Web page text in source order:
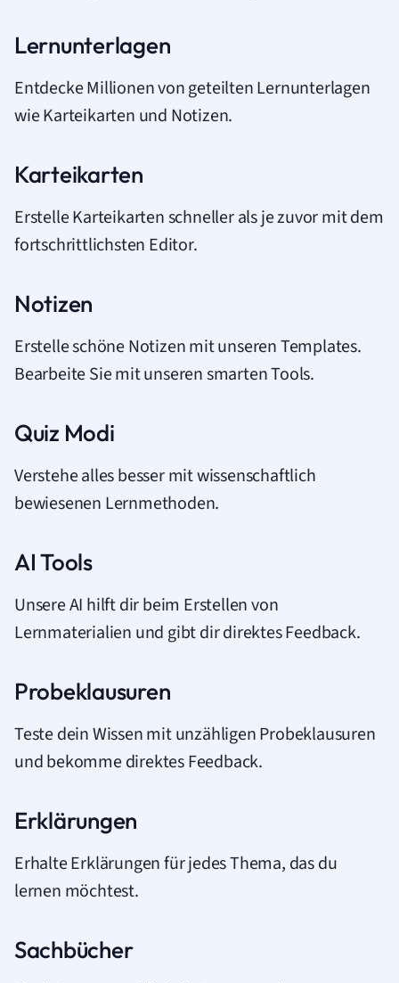
Lernunterlagen
Entdecke Millionen von geteilten Lernunterlagen
wie Karteikarten und Notizen.
Karteikarten
Erstelle Karteikarten schneller als je zuvor mit dem
fortschrittlichsten Editor.
Notizen
Erstelle schöne Notizen mit unseren Templates.
Bearbeite Sie mit unseren smarten Tools.
Quiz Modi
Verstehe alles besser mit wissenschaftlich
bewiesenen Lernmethoden.
AI Tools
Unsere AI hilft dir beim Erstellen von
Lernmaterialien und gibt dir direktes Feedback.
Probeklausuren
Teste dein Wissen mit unzähligen Probeklausuren
und bekomme direktes Feedback.
Erklärungen
Erhalte Erklärungen für jedes Thema, das du
lernen möchtest.
Sachbücher